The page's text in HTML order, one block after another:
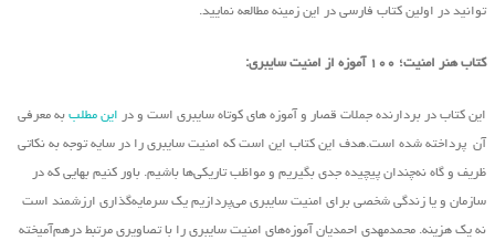
توانید در اولین کتاب فارسی در این زمینه مطالعه نمایید.
کتاب هنر امنیت؛ ۱۰۰ آموزه از امنیت سایبری:
این کتاب در بردارنده جملات قصار و آموزه های کوتاه سایبری است و در این مطلب به معرفی
آن پرداخته شده است.هدف این کتاب این است که امنیت سایبری را در سایه توجه به نکاتی
ظریف و گاه نه‌چندان پیچیده جدی بگیریم و مواظب تاریکی‌ها باشیم. باور کنیم بهایی که در
سازمان و یا زندگی شخصی برای امنیت سایبری می‌پردازیم یک سرمایه‌گذاری ارزشمند است
نه یک هزینه. محمدمهدی احمدیان آموزه‌های امنیت سایبری را با تصاویری مرتبط درهم‌آمیخته